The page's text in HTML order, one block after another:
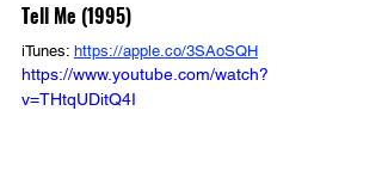
Tell Me (1995)
iTunes: https://apple.co/3SAoSQH
https://www.youtube.com/watch?
v=THtqUDitQ4I